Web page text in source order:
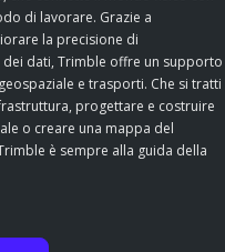
di lavorare. Grazie a
la precisione di
dati, Trimble offre un supporto
e trasporti. Che si tratti
progettare e costruire
o creare una mappa del
è sempre alla guida della